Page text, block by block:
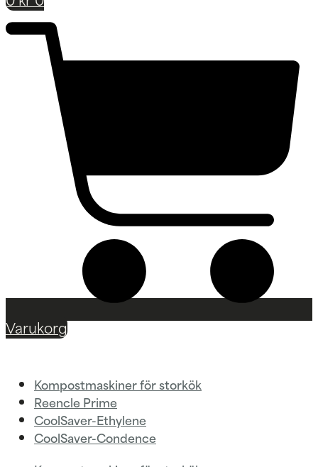
Varukorg
Kompostmaskiner för storkök
Reencle Prime
CoolSaver-Ethylene
CoolSaver-Condence